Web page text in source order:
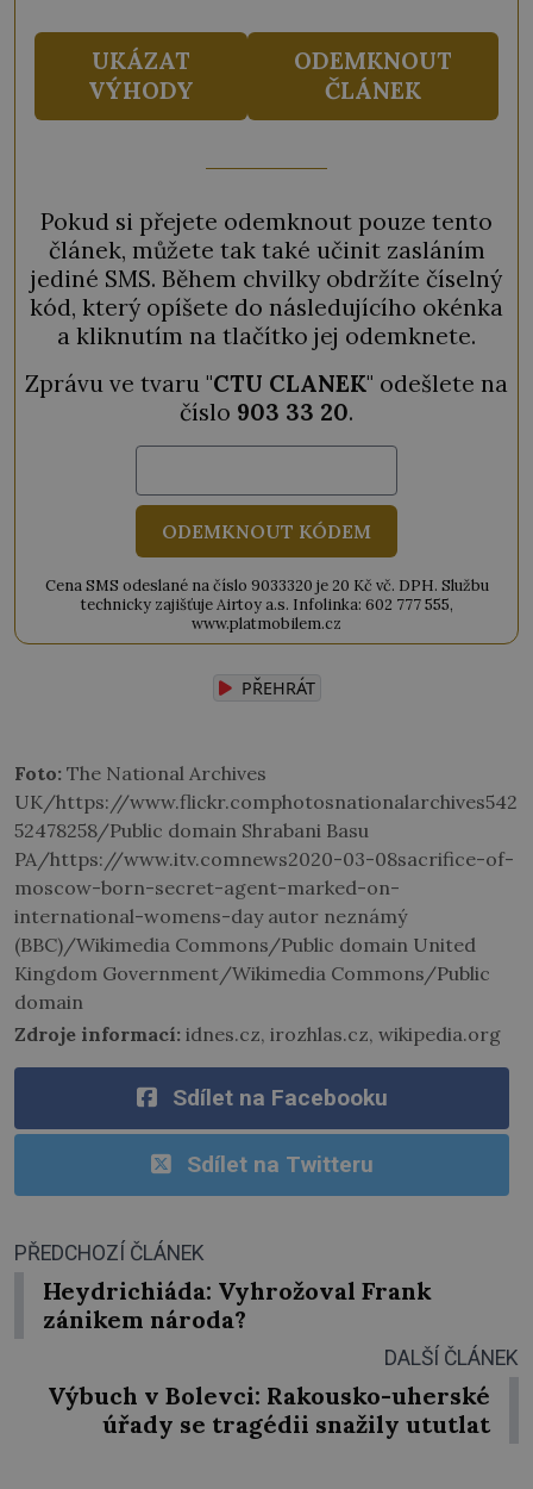
UKÁZAT
VÝHODY
ODEMKNOUT
ČLÁNEK
Pokud si přejete odemknout pouze tento
článek, můžete tak také učinit zasláním
jediné SMS. Během chvilky obdržíte číselný
kód, který opíšete do následujícího okénka
a kliknutím na tlačítko jej odemknete.
Zprávu ve tvaru "CTU CLANEK" odešlete na
číslo 903 33 20.
ODEMKNOUT KÓDEM
Cena SMS odeslané na číslo 9033320 je 20 Kč vč. DPH. Službu
technicky zajišťuje Airtoy a.s. Infolinka: 602 777 555,
www.platmobilem.cz
PŘEHRÁT
Foto: The National Archives
UK/https://www.flickr.comphotosnationalarchives542
52478258/Public domain Shrabani Basu
PA/https://www.itv.comnews2020-03-08sacrifice-of-
moscow-born-secret-agent-marked-on-
international-womens-day autor neznámý
(BBC)/Wikimedia Commons/Public domain United
Kingdom Government/Wikimedia Commons/Public
domain
Zdroje informací: idnes.cz, irozhlas.cz, wikipedia.org
Sdílet na Facebooku
Sdílet na Twitteru
PŘEDCHOZÍ ČLÁNEK
Heydrichiáda: Vyhrožoval Frank
zánikem národa?
DALŠÍ ČLÁNEK
Výbuch v Bolevci: Rakousko-uherské
úřady se tragédii snažily ututlat